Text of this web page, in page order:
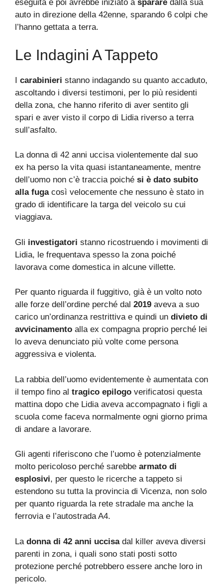
eseguita e poi avrebbe iniziato a sparare dalla sua
auto in direzione della 42enne, sparando 6 colpi che
l’hanno gettata a terra.
Le Indagini A Tappeto
I carabinieri stanno indagando su quanto accaduto,
ascoltando i diversi testimoni, per lo più residenti
della zona, che hanno riferito di aver sentito gli
spari e aver visto il corpo di Lidia riverso a terra
sull’asfalto.
La donna di 42 anni uccisa violentemente dal suo
ex ha perso la vita quasi istantaneamente, mentre
dell’uomo non c’è traccia poiché si è dato subito
alla fugacosì velocemente che nessuno è stato in
grado di identificare la targa del veicolo su cui
viaggiava.
Gli investigatori stanno ricostruendo i movimenti di
Lidia, le frequentava spesso la zona poiché
lavorava come domestica in alcune villette.
Per quanto riguarda il fuggitivo, già è un volto noto
alle forze dell’ordine perché dal 2019 aveva a suo
carico un’ordinanza restrittiva e quindi un divieto di
avvicinamento alla ex compagna proprio perché lei
lo aveva denunciato più volte come persona
aggressiva e violenta.
La rabbia dell’uomo evidentemente è aumentata con
il tempo fino al tragico epilogo verificatosi questa
mattina dopo che Lidia aveva accompagnato i figli a
scuola come faceva normalmente ogni giorno prima
di andare a lavorare.
Gli agenti riferiscono che l’uomo è potenzialmente
molto pericoloso perché sarebbe armato di
esplosivi, per questo le ricerche a tappeto si
estendono su tutta la provincia di Vicenza, non solo
per quanto riguarda la rete stradale ma anche la
ferrovia e l’autostrada A4.
La donna di 42 anni uccisadal killer aveva diversi
parenti in zona, i quali sono stati posti sotto
protezione perché potrebbero essere anche loro in
pericolo.